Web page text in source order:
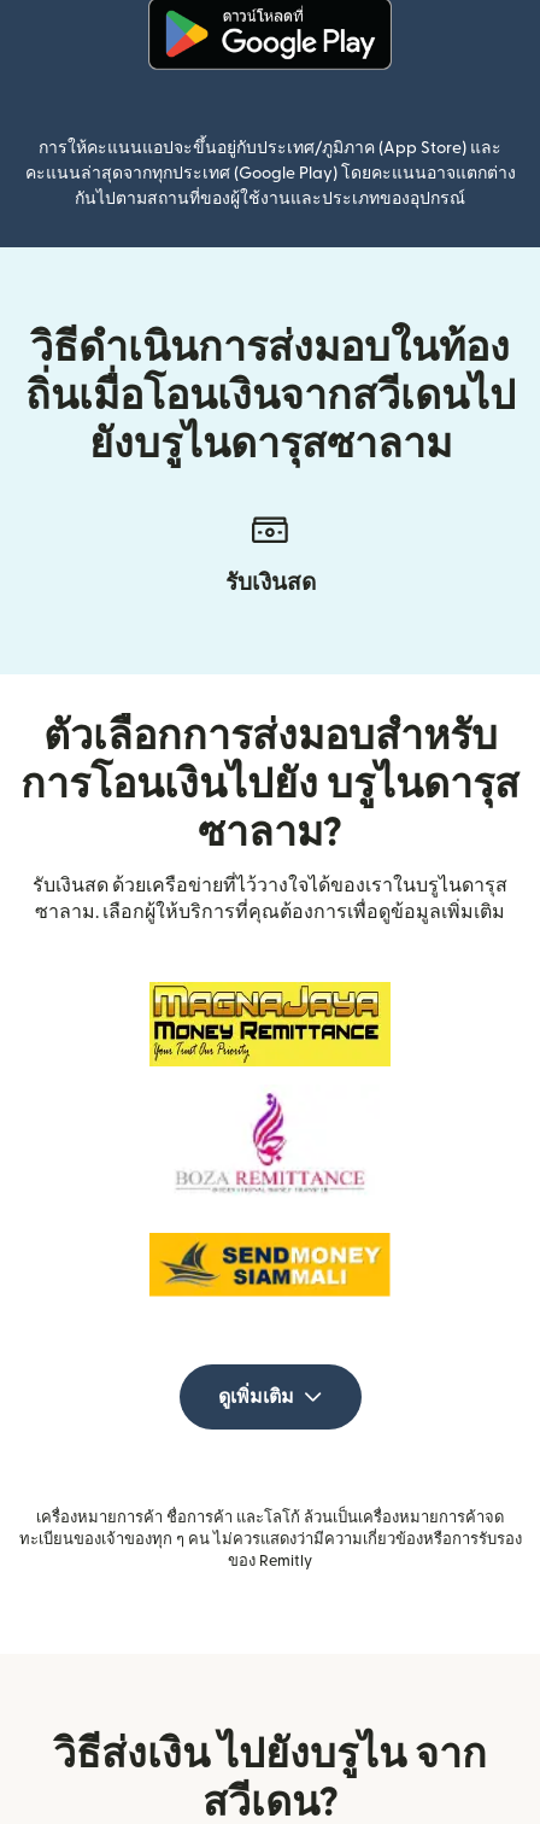
การให้คะแนนแอปจะขึ้นอยู่กับประเทศ/ภูมิภาค (App Store) และ
คะแนนล่าสุดจากทุกประเทศ (Google Play) โดยคะแนนอาจแตกต่าง
กันไปตามสถานที่ของผู้ใช้งานและประเภทของอุปกรณ์
วิธีดำเนินการส่งมอบในท้อง
ถิ่นเมื่อโอนเงินจากสวีเดนไป
ยังบรูไนดารุสซาลาม
รับเงินสด
ตัวเลือกการส่งมอบสำหรับ
การโอนเงินไปยัง บรูไนดารุส
ซาลาม?
รับเงินสด ด้วยเครือข่ายที่ไว้วางใจได้ของเราในบรูไนดารุส
ซาลาม. เลือกผู้ให้บริการที่คุณต้องการเพื่อดูข้อมูลเพิ่มเติม
ดูเพิ่มเติม
เครื่องหมายการค้า ชื่อการค้า และโลโก้ ล้วนเป็นเครื่องหมายการค้าจด
ทะเบียนของเจ้าของทุก ๆ คน ไม่ควรแสดงว่ามีความเกี่ยวข้องหรือการรับรอง
ของ Remitly
วิธีส่งเงิน ไปยังบรูไน จาก
สวีเดน?